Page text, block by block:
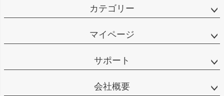
カテゴリー
マイページ
サポート
会社概要